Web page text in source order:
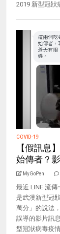
2019 新型冠狀
COVID-19
【假訊息
始傳者？
MyGoPen
最近 LINE 流
是武漢新型冠
萬分」的說法
誤導的影片訊
型冠狀病毒疫